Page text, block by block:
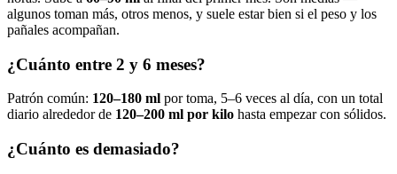
algunos toman más, otros menos, y suele estar bien si el peso y los
pañales acompañan.
¿Cuánto entre 2 y 6 meses?
Patrón común: 120–180 ml por toma, 5–6 veces al día, con un total
diario alrededor de 120–200 ml por kilo hasta empezar con sólidos.
¿Cuánto es demasiado?